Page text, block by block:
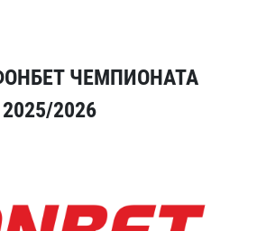
ЧЕМПИОНАТА
2026